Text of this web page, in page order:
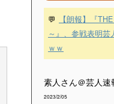
💬
【朗報】『
～』、参戦表明芸
ｗｗ
素人さん＠芸人速
2023/2/05